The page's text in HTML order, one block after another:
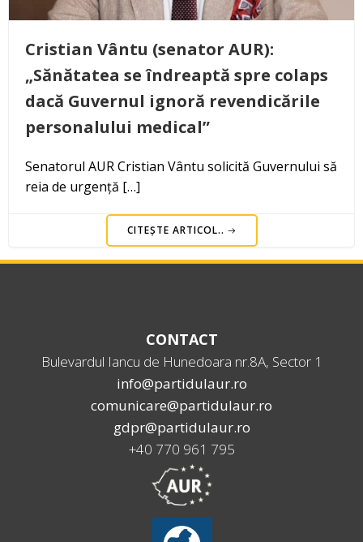
Cristian Vântu (senator AUR):
„Sănătatea se îndreaptă spre colaps
dacă Guvernul ignoră revendicările
personalului medical”
Senatorul AUR Cristian Vântu solicită Guvernului să
reia de urgență […]
CITEȘTE ARTICOL..
CONTACT
Bulevardul Iancu de Hunedoara nr.8A, Sector 1
info@partidulaur.ro
comunicare@partidulaur.ro
gdpr@partidulaur.ro
+40 770 961 795